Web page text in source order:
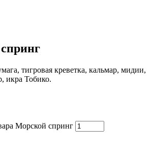
тигровая креветка, кальмар, мидии,
икра Тобико.
Морской спринг